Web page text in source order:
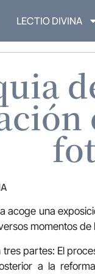
LECTIO DIVINA
acoge una
momentos
partes: El
a la